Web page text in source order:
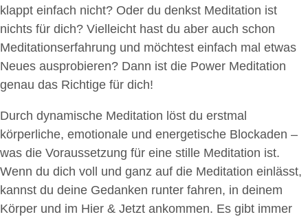
klappt einfach nicht? Oder du denkst Meditation ist
nichts für dich? Vielleicht hast du aber auch schon
Meditationserfahrung und möchtest einfach mal etwas
Neues ausprobieren? Dann ist die Power Meditation
genau das Richtige für dich!
Durch dynamische Meditation löst du erstmal
körperliche, emotionale und energetische Blockaden –
was die Voraussetzung für eine stille Meditation ist.
Wenn du dich voll und ganz auf die Meditation einlässt,
kannst du deine Gedanken runter fahren, in deinem
Körper und im Hier & Jetzt ankommen. Es gibt immer